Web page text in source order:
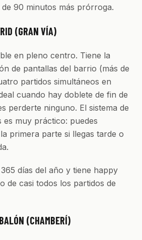
90 minutos más prórroga.
(GRAN VÍA)
en pleno centro. Tiene la
de pantallas del barrio (más de
partidos simultáneos en
cuando hay doblete de fin de
perderte ninguno. El sistema de
muy práctico: puedes
primera parte si llegas tarde o
días del año y tiene happy
de casi todos los partidos de
(CHAMBERÍ)